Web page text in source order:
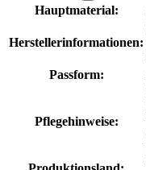
Hauptmaterial:
Herstellerinformationen:
Passform:
Pflegehinweise: